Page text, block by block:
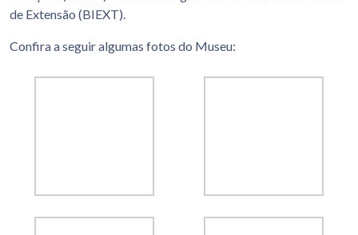
de Extensão (BIEXT).
Confira a seguir algumas fotos do Museu: